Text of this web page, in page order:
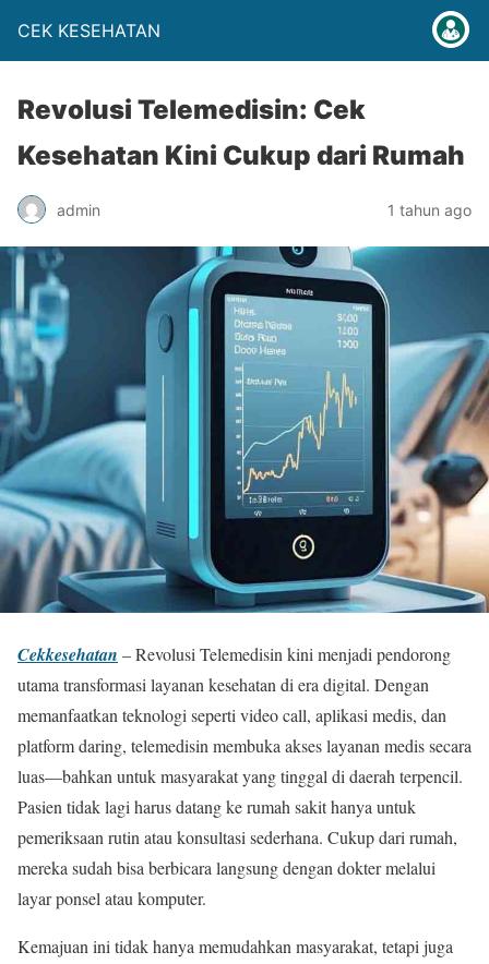
CEK KESEHATAN
Revolusi Telemedisin: Cek
Kesehatan Kini Cukup dari Rumah
admin 1 tahun ago
Cekkesehatan – Revolusi Telemedisin kini menjadi pendorong
utama transformasi layanan kesehatan di era digital. Dengan
memanfaatkan teknologi seperti video call, aplikasi medis, dan
platform daring, telemedisin membuka akses layanan medis secara
luas—bahkan untuk masyarakat yang tinggal di daerah terpencil.
Pasien tidak lagi harus datang ke rumah sakit hanya untuk
pemeriksaan rutin atau konsultasi sederhana. Cukup dari rumah,
mereka sudah bisa berbicara langsung dengan dokter melalui
layar ponsel atau komputer.
Kemajuan ini tidak hanya memudahkan masyarakat, tetapi juga